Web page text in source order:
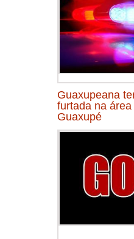
Guaxupeana
furtada na
Guaxupé